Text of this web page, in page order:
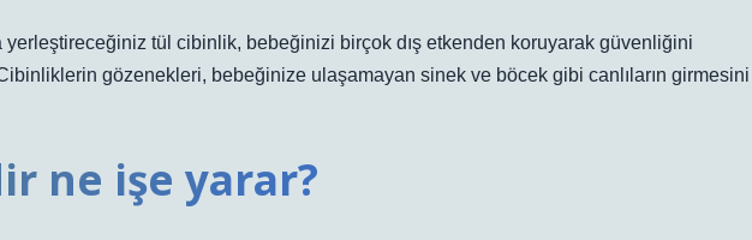
yerleştireceğiniz tül cibinlik, bebeğinizi birçok dış etkenden koruyarak güvenliğini
gözenekleri, bebeğinize ulaşamayan sinek ve böcek gibi canlıların girmesini
ne işe yarar?